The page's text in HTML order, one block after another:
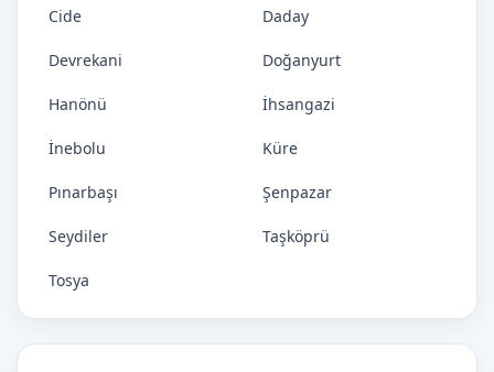
Cide Daday
Devrekani Doğanyurt
Hanönü İhsangazi
İnebolu Küre
Pınarbaşı Şenpazar
Seydiler Taşköprü
Tosya